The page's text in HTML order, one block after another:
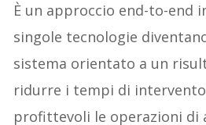
È un approccio end-to-end
singole tecnologie
sistema orientato a un
ridurre i tempi di
profittevoli le operazioni di